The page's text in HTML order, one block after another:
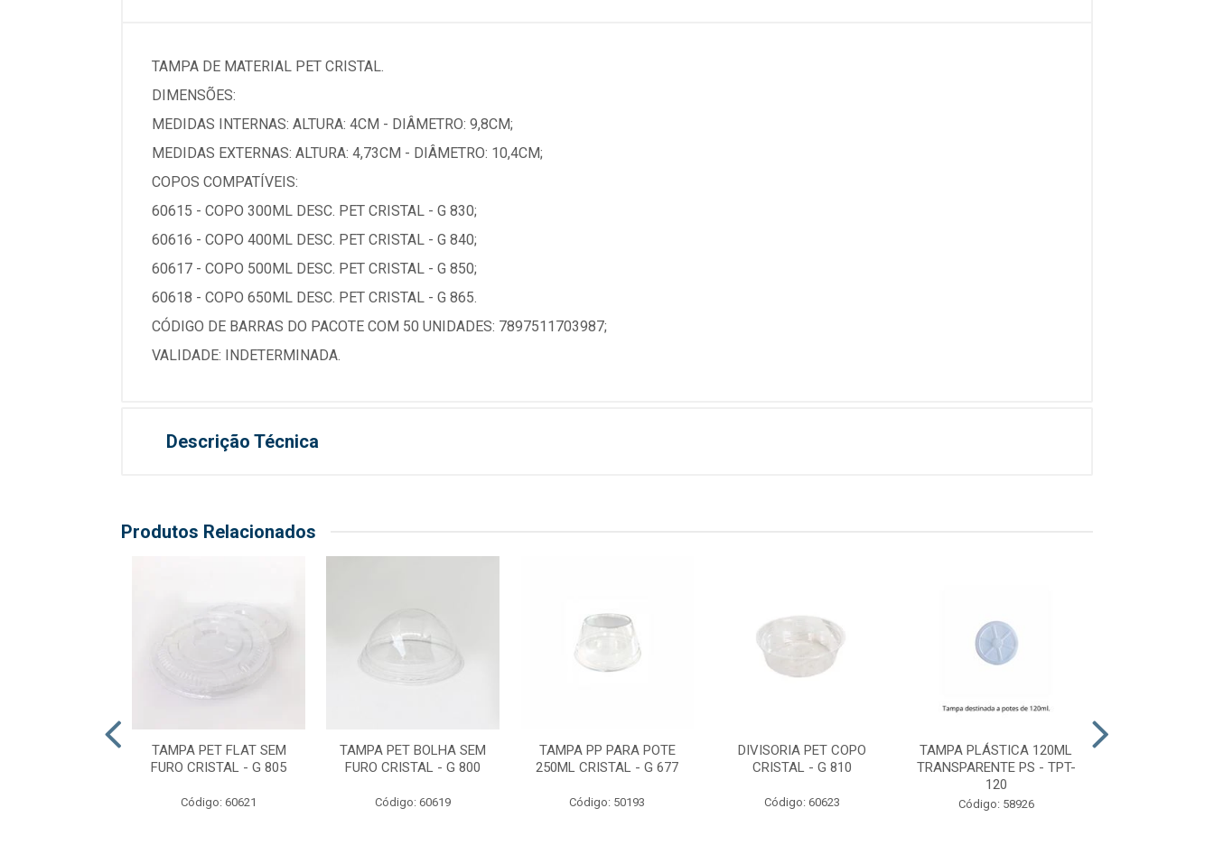
TAMPA DE MATERIAL PET CRISTAL.
DIMENSÕES:
MEDIDAS INTERNAS: ALTURA: 4CM - DIÂMETRO: 9,8CM;
MEDIDAS EXTERNAS: ALTURA: 4,73CM - DIÂMETRO: 10,4CM;
COPOS COMPATÍVEIS:
60615 - COPO 300ML DESC. PET CRISTAL - G 830;
60616 - COPO 400ML DESC. PET CRISTAL - G 840;
60617 - COPO 500ML DESC. PET CRISTAL - G 850;
60618 - COPO 650ML DESC. PET CRISTAL - G 865.
CÓDIGO DE BARRAS DO PACOTE COM 50 UNIDADES: 7897511703987;
VALIDADE: INDETERMINADA.
Descrição Técnica
Produtos Relacionados
TAMPA PET FLAT SEM
FURO CRISTAL - G 805
Código: 60621
TAMPA PET BOLHA SEM
FURO CRISTAL - G 800
Código: 60619
TAMPA PP PARA POTE
250ML CRISTAL - G 677
Código: 50193
DIVISORIA PET COPO
CRISTAL - G 810
Código: 60623
TAMPA PLÁSTICA 120ML
TRANSPARENTE PS - TPT-
120
Código: 58926